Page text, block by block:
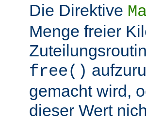
Die Direktive
Menge freier
free()
gemacht wird,
dieser Wert